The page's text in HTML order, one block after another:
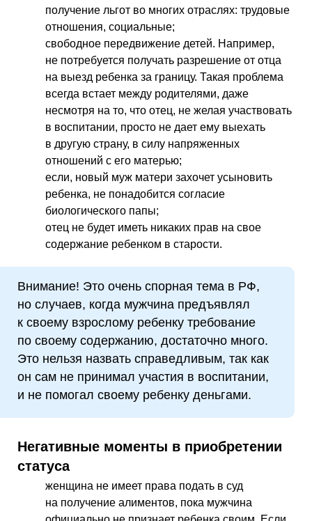
получение льгот во многих отраслях: трудовые
отношения, социальные;
свободное передвижение детей. Например,
не потребуется получать разрешение от отца
на выезд ребенка за границу. Такая проблема
всегда встает между родителями, даже
несмотря на то, что отец, не желая участвовать
в воспитании, просто не дает ему выехать
в другую страну, в силу напряженных
отношений с его матерью;
если, новый муж матери захочет усыновить
ребенка, не понадобится согласие
биологического папы;
отец не будет иметь никаких прав на свое
содержание ребенком в старости.
Внимание! Это очень спорная тема в РФ,
но случаев, когда мужчина предъявлял
к своему взрослому ребенку требование
по своему содержанию, достаточно много.
Это нельзя назвать справедливым, так как
он сам не принимал участия в воспитании,
и не помогал своему ребенку деньгами.
Негативные моменты в приобретении
статуса
женщина не имеет права подать в суд
на получение алиментов, пока мужчина